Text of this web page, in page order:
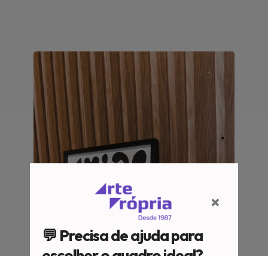
×
💬 Precisa de ajuda para